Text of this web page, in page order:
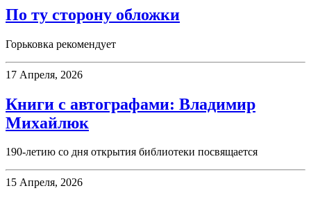
По ту сторону обложки
Горьковка рекомендует
17 Апреля, 2026
Книги с автографами: Владимир
Михайлюк
190-летию со дня открытия библиотеки посвящается
15 Апреля, 2026